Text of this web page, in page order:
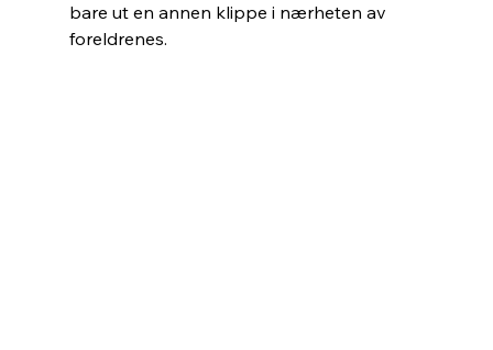
bare ut en annen klippe i nærheten av
foreldrenes.